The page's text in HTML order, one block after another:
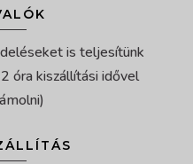
is teljesítünk
óra kiszállítási idővel